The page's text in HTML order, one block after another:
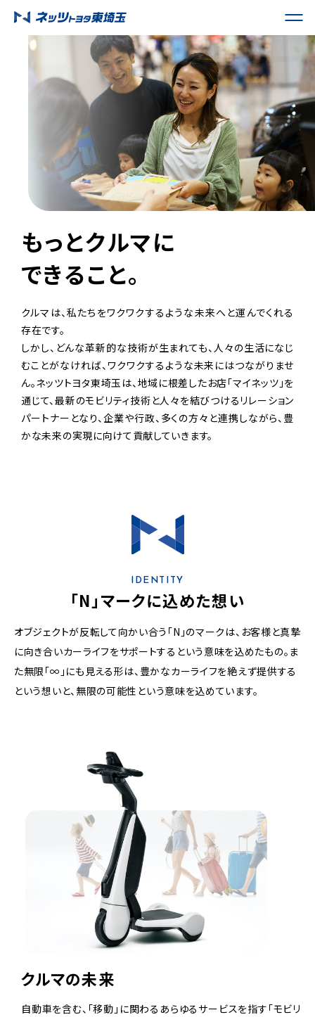
もっとクルマに
できること。
クルマは、私たちをワクワクするような未来へと運んでくれる
存在です。
しかし、どんな革新的な技術が生まれても、人々の生活になじ
むことがなければ、ワクワクするような未来にはつながりませ
ん。ネッツトヨタ東埼玉は、地域に根差したお店「マイネッツ」を
通じて、最新のモビリティ技術と人々を結びつけるリレーション
パートナーとなり、企業や行政、多くの方々と連携しながら、豊
かな未来の実現に向けて貢献していきます。
IDENTITY
「N」マークに込めた想い
オブジェクトが反転して向かい合う「N」のマークは、お客様と真摯
に向き合いカーライフをサポートするという意味を込めたもの。 ま
た無限「∞」にも見える形は、豊かなカーライフを絶えず提供する
という想いと、 無限の可能性という意味を込めています。
クルマの未来
自動車を含む、「移動」に関わるあらゆるサービスを指す「モビリ